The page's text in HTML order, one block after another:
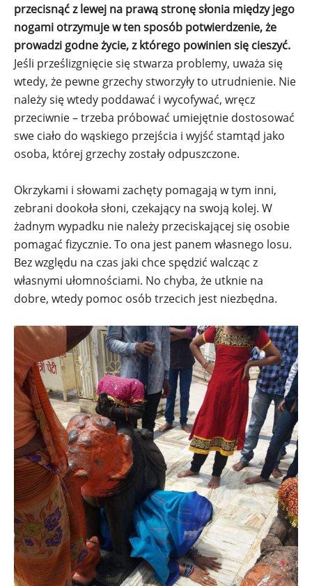
przecisnąć z lewej na prawą stronę słonia między jego
nogami otrzymuje w ten sposób potwierdzenie, że
prowadzi godne życie, z którego powinien się cieszyć.
Jeśli prześlizgnięcie się stwarza problemy, uważa się
wtedy, że pewne grzechy stworzyły to utrudnienie. Nie
należy się wtedy poddawać i wycofywać, wręcz
przeciwnie – trzeba próbować umiejętnie dostosować
swe ciało do wąskiego przejścia i wyjść stamtąd jako
osoba, której grzechy zostały odpuszczone.
Okrzykami i słowami zachęty pomagają w tym inni,
zebrani dookoła słoni, czekający na swoją kolej. W
żadnym wypadku nie należy przeciskającej się osobie
pomagać fizycznie. To ona jest panem własnego losu.
Bez względu na czas jaki chce spędzić walcząc z
własnymi ułomnościami. No chyba, że utknie na
dobre, wtedy pomoc osób trzecich jest niezbędna.